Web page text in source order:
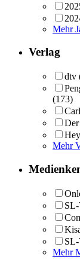
Mehr
Verlag
dtv
(173)
Mehr
Mehr